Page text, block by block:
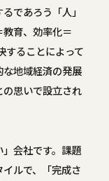
であろう「人」
育、効率化＝
することによって
地域経済の発展
思いで設立され
会社です。課題
ルで、「完成さ